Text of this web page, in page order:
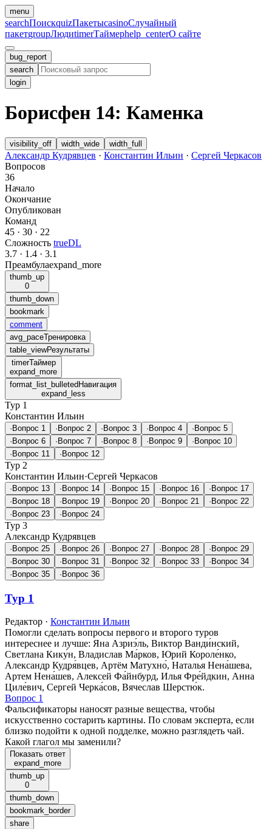
menu
searchПоискquizПакетыcasinoСлучайный
пакетgroupЛюдиtimerТаймерhelp_centerО сайте
bug_report
search
login
Борисфен 14: Каменка
visibility_off width_wide width_full
Александр Кудрявцев · Константин Ильин · Сергей Черкасов
Вопросов
36
Начало
Окончание
Опубликован
Команд
45 · 30 · 22
Сложность trueDL
3.7 · 1.4 · 3.1
Преамбулаexpand_more
thumb_up
0
thumb_down
bookmark
comment
avg_paceТренировка
table_viewРезультаты
timerТаймер
expand_more
format_list_bulleted Навигация
expand_less
Тур 1
Константин Ильин
· Вопрос 1 · Вопрос 2 · Вопрос 3 · Вопрос 4 · Вопрос 5
· Вопрос 6 · Вопрос 7 · Вопрос 8 · Вопрос 9 · Вопрос 10
· Вопрос 11 · Вопрос 12
Тур 2
Константин Ильин·Сергей Черкасов
· Вопрос 13 · Вопрос 14 · Вопрос 15 · Вопрос 16 · Вопрос 17
· Вопрос 18 · Вопрос 19 · Вопрос 20 · Вопрос 21 · Вопрос 22
· Вопрос 23 · Вопрос 24
Тур 3
Александр Кудрявцев
· Вопрос 25 · Вопрос 26 · Вопрос 27 · Вопрос 28 · Вопрос 29
· Вопрос 30 · Вопрос 31 · Вопрос 32 · Вопрос 33 · Вопрос 34
· Вопрос 35 · Вопрос 36
Тур 1
Редактор · Константин Ильин
Помогли сделать вопросы первого и второго туров
интереснее и лучше: Яна Азриэ́ль, Виктор Ванди́нский,
Светлана Кику́н, Владислав Ма́рков, Юрий Короле́нко,
Александр Кудря́вцев, Артём Матухно́, Наталья Нена́шева,
Артем Нена́шев, Алексей Фа́йнбурд, Илья Фре́йдкин, Анна
Циле́вич, Сергей Черка́сов, Вячеслав Шерстю́к.
Вопрос 1
Фальсификаторы наносят разные вещества, чтобы
искусственно состарить картины. По словам эксперта, если
близко подойти к одной подделке, можно разглядеть чай.
Какой глагол мы заменили?
Показать ответ
expand_more
thumb_up
0
thumb_down
bookmark_border
share